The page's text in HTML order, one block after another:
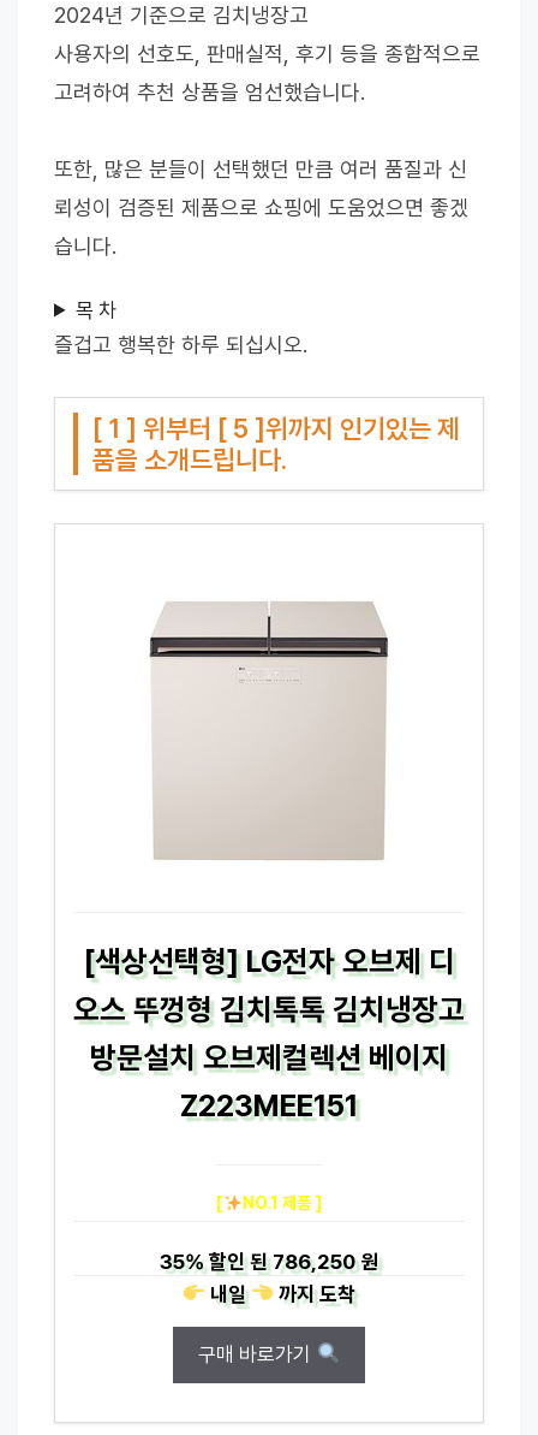
2024년 기준으로 김치냉장고
사용자의 선호도, 판매실적, 후기 등을 종합적으로
고려하여 추천 상품을 엄선했습니다.
또한, 많은 분들이 선택했던 만큼 여러 품질과 신
뢰성이 검증된 제품으로 쇼핑에 도움었으면 좋겠
습니다.
목 차
즐겁고 행복한 하루 되십시오.
[ 1 ] 위부터 [ 5 ]위까지 인기있는 제
품을 소개드립니다.
[색상선택형] LG전자 오브제 디
오스 뚜껑형 김치톡톡 김치냉장고
방문설치 오브제컬렉션 베이지
Z223MEE151
[ NO.1 제품 ]
35%할인 된786,250 원
내일
까지도착
구매 바로가기